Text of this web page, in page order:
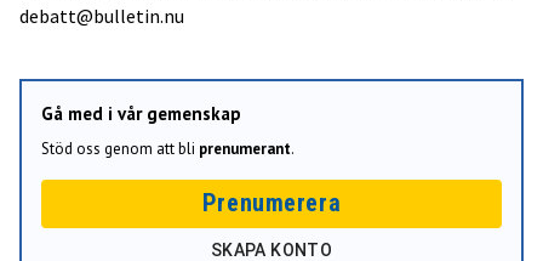
debatt@bulletin.nu
Gå med i vår gemenskap
Stöd oss genom att bli prenumerant.
Prenumerera
SKAPA KONTO